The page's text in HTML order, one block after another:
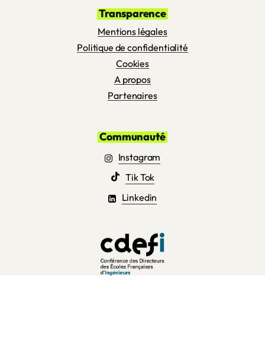
Transparence
Mentions légales
Politique de confidentialité
Cookies
A propos
Partenaires
Communauté
Instagram
Tik Tok
Linkedin